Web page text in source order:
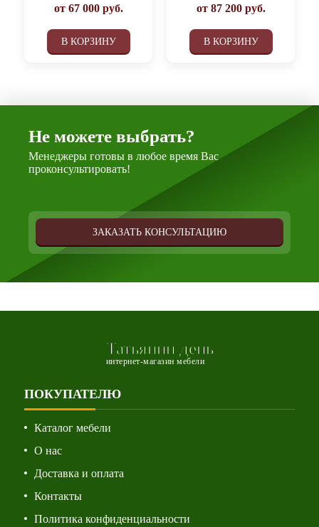
от 67 000руб.
В КОРЗИНУ
от 87 200руб.
В КОРЗИНУ
Не можете выбрать?
Менеджеры готовы в любое время Вас
проконсультировать!
ЗАКАЗАТЬ КОНСУЛЬТАЦИЮ
Татьянин день
интернет-магазин мебели
ПОКУПАТЕЛЮ
Каталог мебели
О нас
Доставка и оплата
Контакты
Политика конфиденциальности